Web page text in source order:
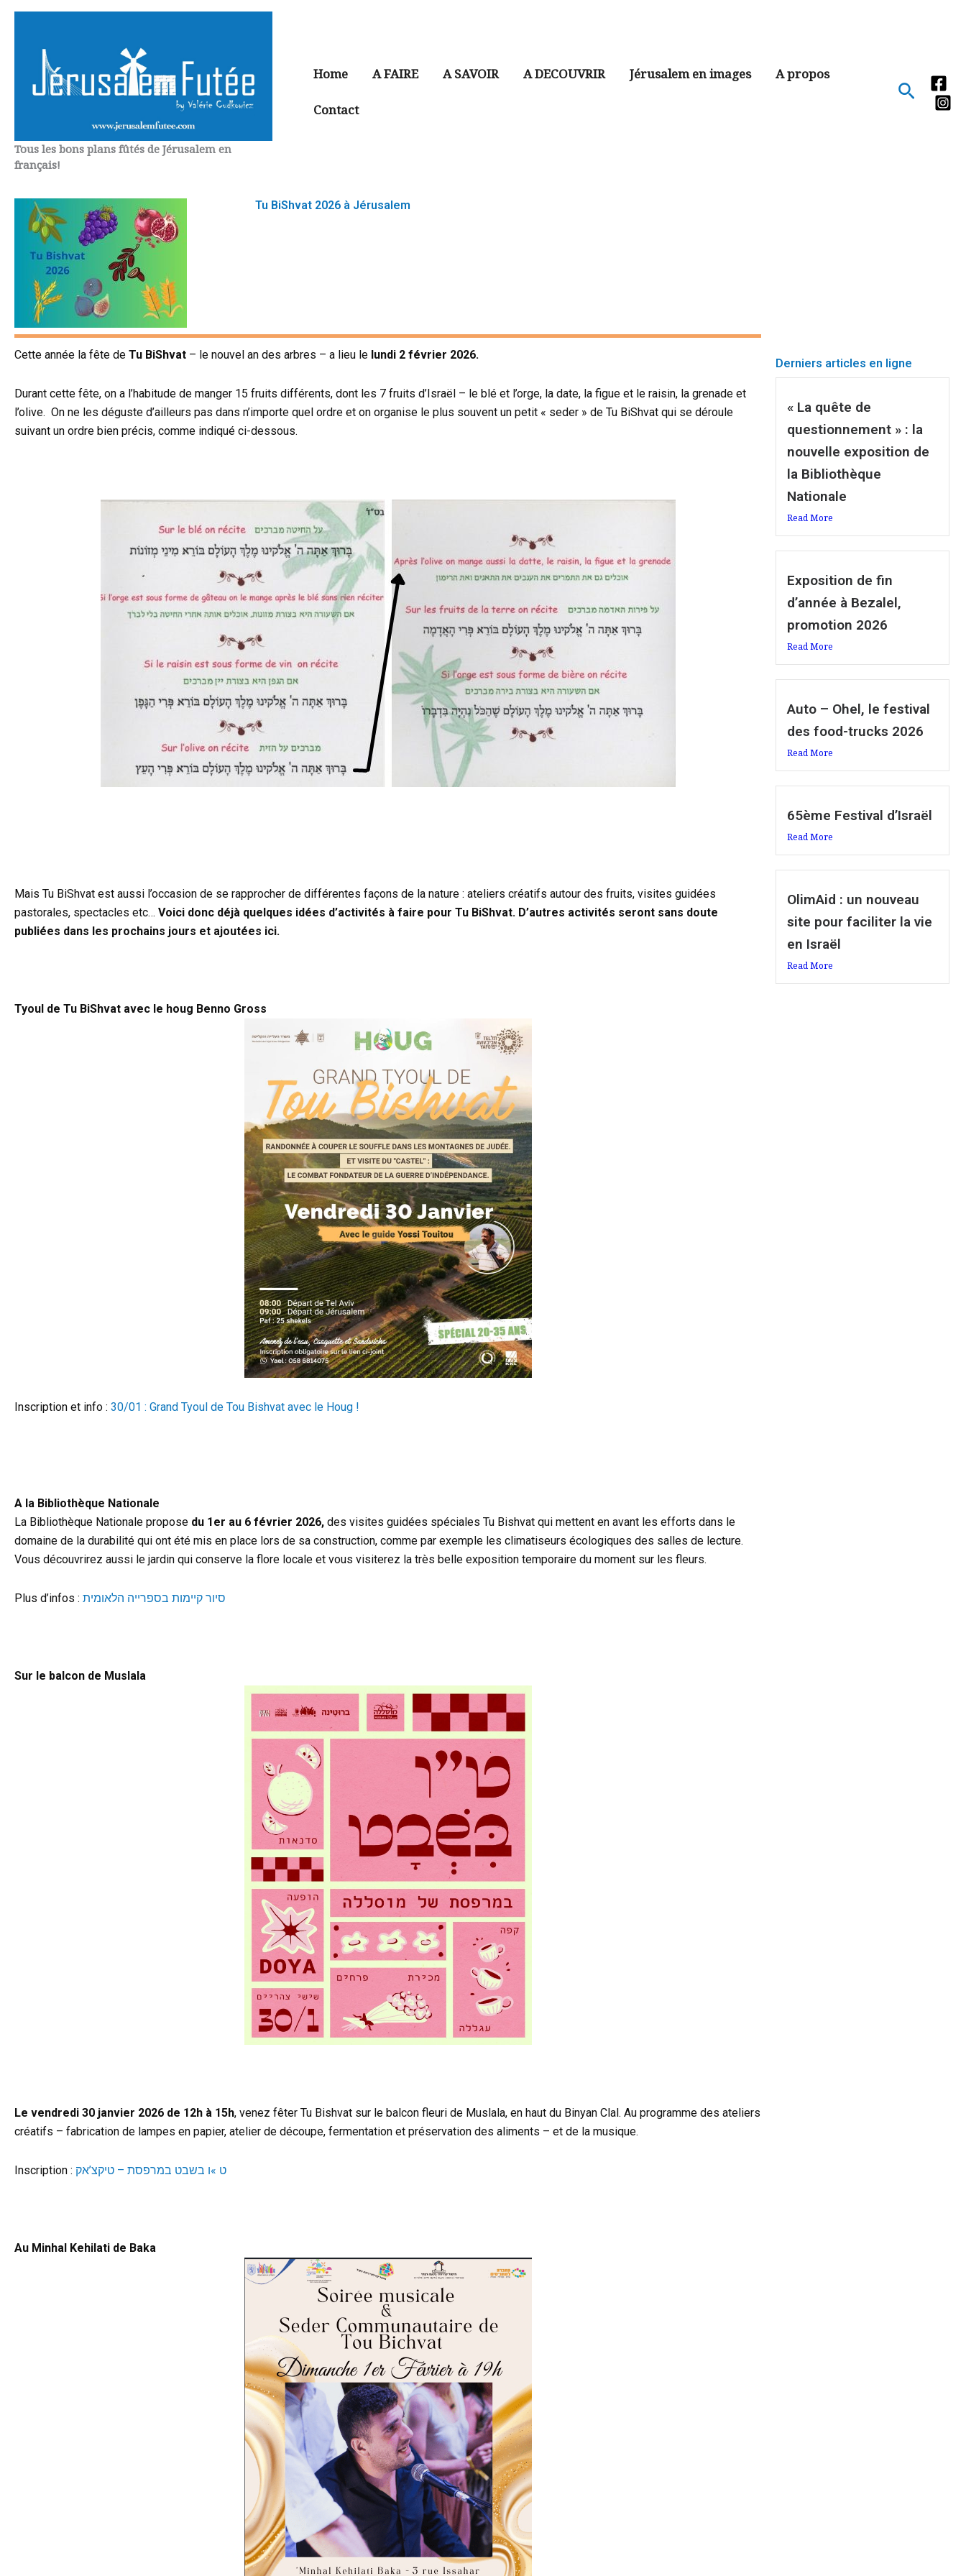
Aller
contenu
Tous les bons plans fûtés de Jérusalem en
français!
Home A FAIRE A SAVOIR A DECOUVRIR Jérusalem en images A propos
Contact
Tu BiShvat 2026 à Jérusalem
Cette année la fête de Tu BiShvat – le nouvel an des arbres – a lieu le lundi 2 février 2026.
Durant cette fête, on a l’habitude de manger 15 fruits différents, dont les 7 fruits d’Israël – le blé et l’orge, la date, la figue et le raisin, la grenade et
l’olive. On ne les déguste d’ailleurs pas dans n’importe quel ordre et on organise le plus souvent un petit « seder » de Tu BiShvat qui se déroule
suivant un ordre bien précis, comme indiqué ci-dessous.
Mais Tu BiShvat est aussi l’occasion de se rapprocher de différentes façons de la nature : ateliers créatifs autour des fruits, visites guidées
pastorales, spectacles etc… Voici donc déjà quelques idées d’activités à faire pour Tu BiShvat. D’autres activités seront sans doute
publiées dans les prochains jours et ajoutées ici.
Tyoul de Tu BiShvat avec le houg Benno Gross
Inscription et info : 30/01 : Grand Tyoul de Tou Bishvat avec le Houg !
A la Bibliothèque Nationale
La Bibliothèque Nationale propose du 1er au 6 février 2026, des visites guidées spéciales Tu Bishvat qui mettent en avant les efforts dans le
domaine de la durabilité qui ont été mis en place lors de sa construction, comme par exemple les climatiseurs écologiques des salles de lecture.
Vous découvrirez aussi le jardin qui conserve la flore locale et vous visiterez la très belle exposition temporaire du moment sur les fleurs.
Plus d’infos : סיור קיימות בספרייה הלאומית
Sur le balcon de Muslala
Le vendredi 30 janvier 2026 de 12h à 15h, venez fêter Tu Bishvat sur le balcon fleuri de Muslala, en haut du Binyan Clal. Au programme des ateliers
créatifs – fabrication de lampes en papier, atelier de découpe, fermentation et préservation des aliments – et de la musique.
Inscription : ט »ו בשבט במרפסת – טיקצ’אק
Au Minhal Kehilati de Baka
Derniers articles en ligne
« La quête de
questionnement » : la
nouvelle exposition de
la Bibliothèque
Nationale
Read More
Exposition de fin
d’année à Bezalel,
promotion 2026
Read More
Auto – Ohel, le festival
des food-trucks 2026
Read More
65ème Festival d’Israël
Read More
OlimAid : un nouveau
site pour faciliter la vie
en Israël
Read More